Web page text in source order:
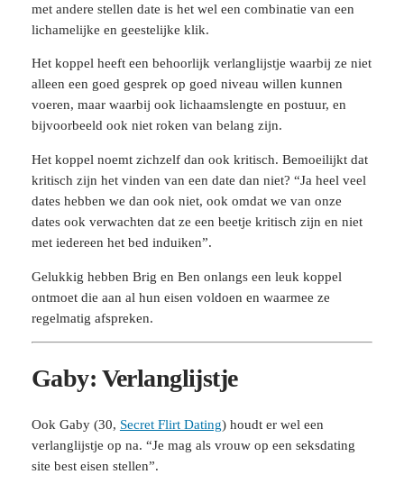
met andere stellen date is het wel een combinatie van een
lichamelijke en geestelijke klik.
Het koppel heeft een behoorlijk verlanglijstje waarbij ze niet
alleen een goed gesprek op goed niveau willen kunnen
voeren, maar waarbij ook lichaamslengte en postuur, en
bijvoorbeeld ook niet roken van belang zijn.
Het koppel noemt zichzelf dan ook kritisch. Bemoeilijkt dat
kritisch zijn het vinden van een date dan niet? “Ja heel veel
dates hebben we dan ook niet, ook omdat we van onze
dates ook verwachten dat ze een beetje kritisch zijn en niet
met iedereen het bed induiken”.
Gelukkig hebben Brig en Ben onlangs een leuk koppel
ontmoet die aan al hun eisen voldoen en waarmee ze
regelmatig afspreken.
Gaby: Verlanglijstje
Ook Gaby (30, Secret Flirt Dating) houdt er wel een
verlanglijstje op na. “Je mag als vrouw op een seksdating
site best eisen stellen”.